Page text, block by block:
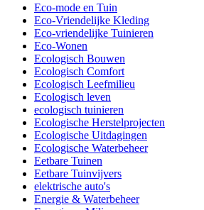
Eco-mode en Tuin
Eco-Vriendelijke Kleding
Eco-vriendelijke Tuinieren
Eco-Wonen
Ecologisch Bouwen
Ecologisch Comfort
Ecologisch Leefmilieu
Ecologisch leven
ecologisch tuinieren
Ecologische Herstelprojecten
Ecologische Uitdagingen
Ecologische Waterbeheer
Eetbare Tuinen
Eetbare Tuinvijvers
elektrische auto's
Energie & Waterbeheer